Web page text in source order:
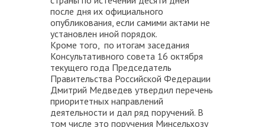
после дня их официального
опубликования, если самими актами не
установлен иной порядок.
Кроме того, по итогам заседания
Консультативного совета 16 октября
текущего года Председатель
Правительства Российской Федерации
Дмитрий Медведев утвердил перечень
приоритетных направлений
деятельности и дал ряд поручений. В
том числе это поручения Минсельхозу